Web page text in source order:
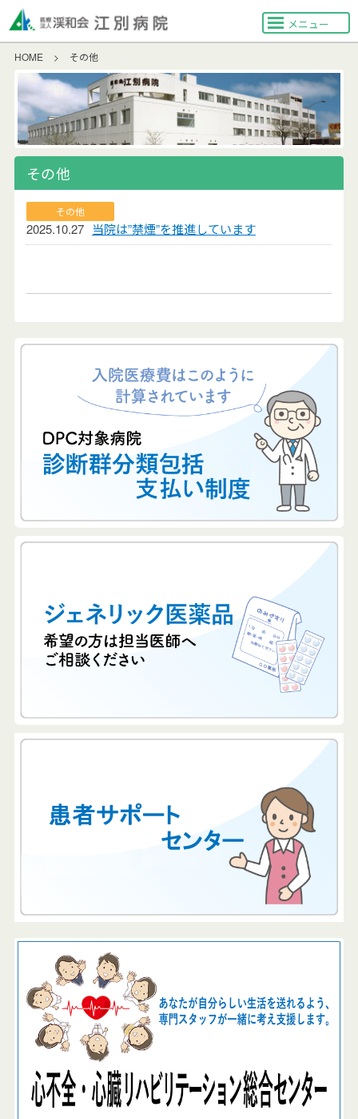
メニュー
HOME > その他
その他
その他
2025.10.27 当院は”禁煙”を推進しています